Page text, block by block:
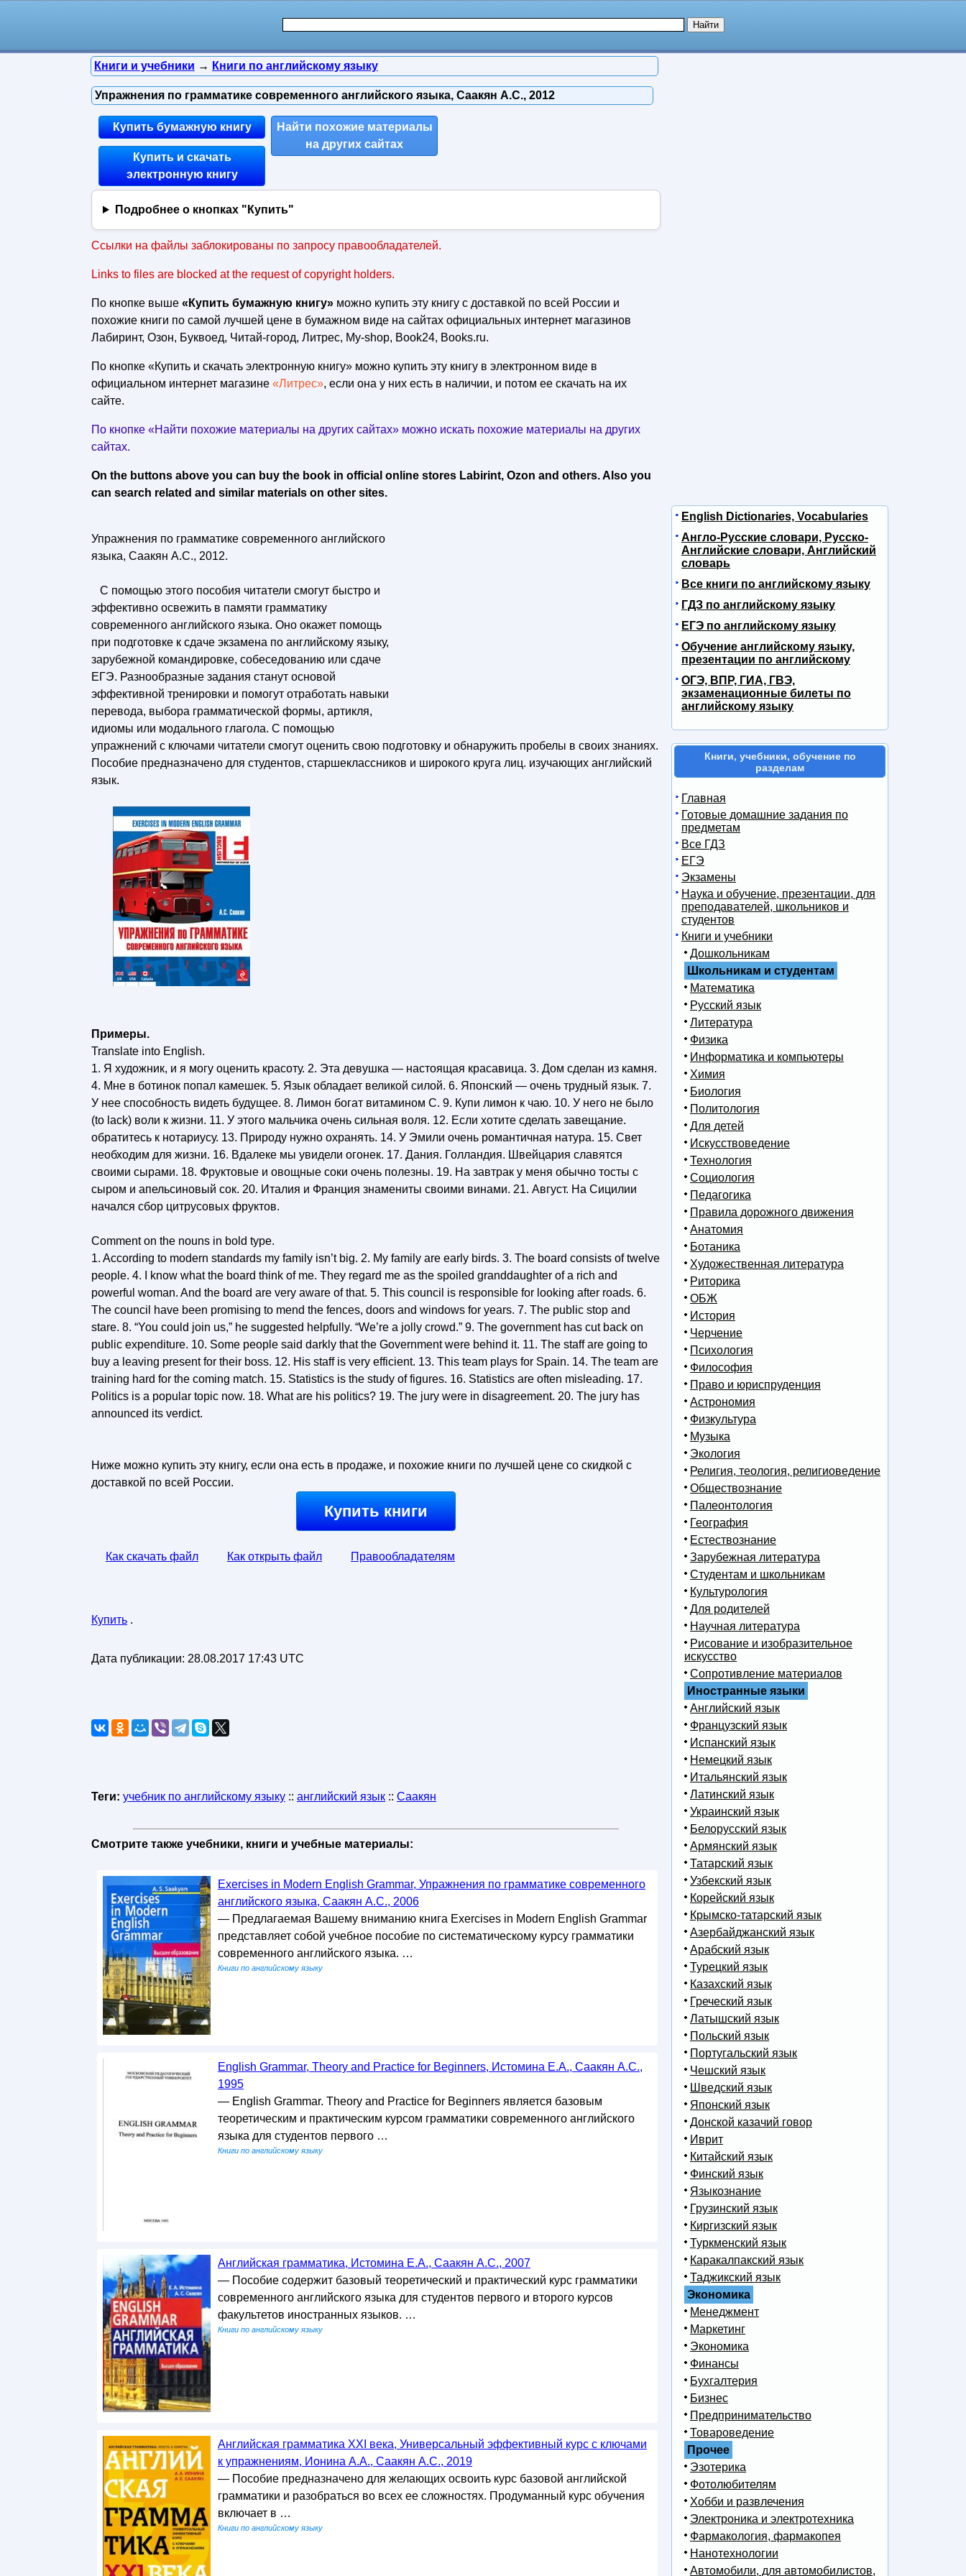
Книги и учебники → Книги по английскому языку
Упражнения по грамматике современного английского языка, Саакян А.С., 2012
Купить бумажную книгу
Купить и скачать
электронную книгу
Найти похожие материалы
на других сайтах
Подробнее о кнопках "Купить"
Ссылки на файлы заблокированы по запросу правообладателей.
Links to files are blocked at the request of copyright holders.
По кнопке выше «Купить бумажную книгу» можно купить эту книгу с доставкой по всей России и
похожие книги по самой лучшей цене в бумажном виде на сайтах официальных интернет магазинов
Лабиринт, Озон, Буквоед, Читай-город, Литрес, My-shop, Book24, Books.ru.
По кнопке «Купить и скачать электронную книгу» можно купить эту книгу в электронном виде в
официальном интернет магазине «Литрес», если она у них есть в наличии, и потом ее скачать на их
сайте.
По кнопке «Найти похожие материалы на других сайтах» можно искать похожие материалы на других
сайтах.
On the buttons above you can buy the book in official online stores Labirint, Ozon and others. Also you
can search related and similar materials on other sites.
Упражнения по грамматике современного английского
языка, Саакян А.С., 2012.
С помощью этого пособия читатели смогут быстро и
эффективно освежить в памяти грамматику
современного английского языка. Оно окажет помощь
при подготовке к сдаче экзамена по английскому языку,
зарубежной командировке, собеседованию или сдаче
ЕГЭ. Разнообразные задания станут основой
эффективной тренировки и помогут отработать навыки
перевода, выбора грамматической формы, артикля,
идиомы или модального глагола. С помощью
упражнений с ключами читатели смогут оценить свою подготовку и обнаружить пробелы в своих знаниях.
Пособие предназначено для студентов, старшеклассников и широкого круга лиц. изучающих английский
язык.
Примеры.
Translate into English.
1. Я художник, и я могу оценить красоту. 2. Эта девушка — настоящая красавица. 3. Дом сделан из камня.
4. Мне в ботинок попал камешек. 5. Язык обладает великой силой. 6. Японский — очень трудный язык. 7.
У нее способность видеть будущее. 8. Лимон богат витамином С. 9. Купи лимон к чаю. 10. У него не было
(to lack) воли к жизни. 11. У этого мальчика очень сильная воля. 12. Если хотите сделать завещание.
обратитесь к нотариусу. 13. Природу нужно охранять. 14. У Эмили очень романтичная натура. 15. Свет
необходим для жизни. 16. Вдалеке мы увидели огонек. 17. Дания. Голландия. Швейцария славятся
своими сырами. 18. Фруктовые и овощные соки очень полезны. 19. На завтрак у меня обычно тосты с
сыром и апельсиновый сок. 20. Италия и Франция знамениты своими винами. 21. Август. На Сицилии
начался сбор цитрусовых фруктов.
Comment on the nouns in bold type.
1. According to modern standards my family isn’t big. 2. My family are early birds. 3. The board consists of twelve
people. 4. I know what the board think of me. They regard me as the spoiled granddaughter of a rich and
powerful woman. And the board are very aware of that. 5. This council is responsible for looking after roads. 6.
The council have been promising to mend the fences, doors and windows for years. 7. The public stop and
stare. 8. “You could join us,” he suggested helpfully. “We’re a jolly crowd.” 9. The government has cut back on
public expenditure. 10. Some people said darkly that the Government were behind it. 11. The staff are going to
buy a leaving present for their boss. 12. His staff is very efficient. 13. This team plays for Spain. 14. The team are
training hard for the coming match. 15. Statistics is the study of figures. 16. Statistics are often misleading. 17.
Politics is a popular topic now. 18. What are his politics? 19. The jury were in disagreement. 20. The jury has
announced its verdict.
Ниже можно купить эту книгу, если она есть в продаже, и похожие книги по лучшей цене со скидкой с
доставкой по всей России.
Купить книги
Как скачать файл Как открыть файл Правообладателям
Купить .
Дата публикации: 28.08.2017 17:43 UTC
Теги: учебник по английскому языку :: английский язык :: Саакян
Смотрите также учебники, книги и учебные материалы:
Exercises in Modern English Grammar, Упражнения по грамматике современного
английского языка, Саакян А.С., 2006
— Предлагаемая Вашему вниманию книга Exercises in Modern English Grammar
представляет собой учебное пособие по систематическому курсу грамматики
современного английского языка. …
Книги по английскому языку
English Grammar, Theory and Practice for Beginners, Истомина Е.А., Саакян А.С.,
1995
— English Grammar. Theory and Practice for Beginners является базовым
теоретическим и практическим курсом грамматики современного английского
языка для студентов первого …
Книги по английскому языку
Английская грамматика, Истомина Е.А., Саакян А.С., 2007
— Пособие содержит базовый теоретический и практический курс грамматики
современного английского языка для студентов первого и второго курсов
факультетов иностранных языков. …
Книги по английскому языку
Английская грамматика XXI века, Универсальный эффективный курс с ключами
к упражнениям, Ионина А.А., Саакян А.С., 2019
— Пособие предназначено для желающих освоить курс базовой английской
грамматики и разобраться во всех ее сложностях. Продуманный курс обучения
включает в …
Книги по английскому языку
English Dictionaries, Vocabularies
Англо-Русские словари, Русско-
Английские словари, Английский
словарь
Все книги по английскому языку
ГДЗ по английскому языку
ЕГЭ по английскому языку
Обучение английскому языку,
презентации по английскому
ОГЭ, ВПР, ГИА, ГВЭ,
экзаменационные билеты по
английскому языку
Книги, учебники, обучение по
разделам
Главная
Готовые домашние задания по
предметам
Все ГДЗ
ЕГЭ
Экзамены
Наука и обучение, презентации, для
преподавателей, школьников и
студентов
Книги и учебники
Дошкольникам
Школьникам и студентам
Математика
Русский язык
Литература
Физика
Информатика и компьютеры
Химия
Биология
Политология
Для детей
Искусствоведение
Технология
Социология
Педагогика
Правила дорожного движения
Анатомия
Ботаника
Художественная литература
Риторика
ОБЖ
История
Черчение
Психология
Философия
Право и юриспруденция
Астрономия
Физкультура
Музыка
Экология
Религия, теология, религиоведение
Обществознание
Палеонтология
География
Естествознание
Зарубежная литература
Студентам и школьникам
Культурология
Для родителей
Научная литература
Рисование и изобразительное
искусство
Сопротивление материалов
Иностранные языки
Английский язык
Французский язык
Испанский язык
Немецкий язык
Итальянский язык
Латинский язык
Украинский язык
Белорусский язык
Армянский язык
Татарский язык
Узбекский язык
Корейский язык
Крымско-татарский язык
Азербайджанский язык
Арабский язык
Турецкий язык
Казахский язык
Греческий язык
Латышский язык
Польский язык
Португальский язык
Чешский язык
Шведский язык
Японский язык
Донской казачий говор
Иврит
Китайский язык
Финский язык
Языкознание
Грузинский язык
Киргизский язык
Туркменский язык
Каракалпакский язык
Таджикский язык
Экономика
Менеджмент
Маркетинг
Экономика
Финансы
Бухгалтерия
Бизнес
Предпринимательство
Товароведение
Прочее
Эзотерика
Фотолюбителям
Хобби и развлечения
Электроника и электротехника
Фармакология, фармакопея
Нанотехнологии
Автомобили, для автомобилистов,